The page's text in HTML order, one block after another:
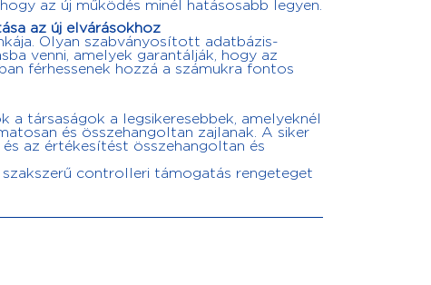
az új működés minél hatásosabb legyen.
az új elvárásokhoz
Olyan szabványosított adatbázis-
venni, amelyek garantálják, hogy az
férhessenek hozzá a számukra fontos
társaságok a legsikeresebbek, amelyeknél
és összehangoltan zajlanak. A siker
az értékesítést összehangoltan és
controlleri támogatás rengeteget